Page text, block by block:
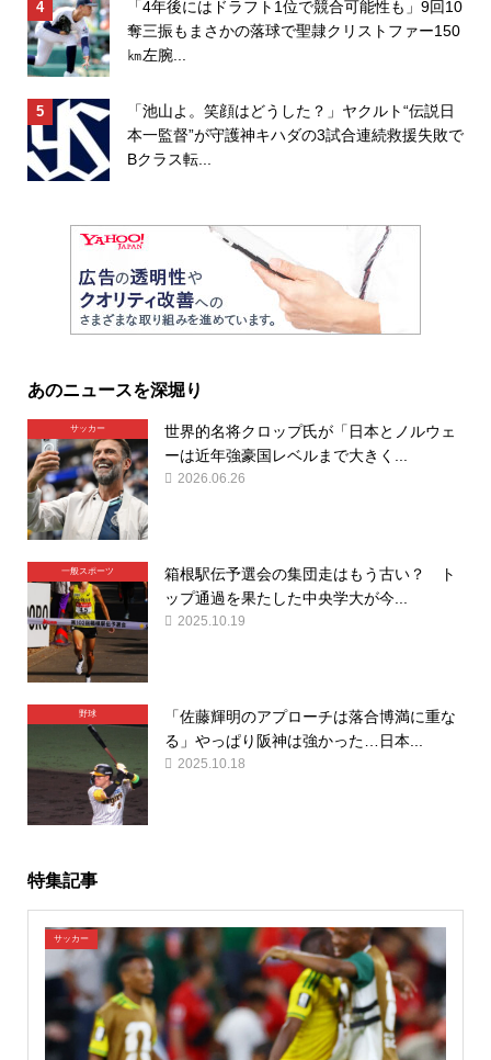
「4年後にはドラフト1位で競合可能性も」9回10
奪三振もまさかの落球で聖隷クリストファー150
㎞左腕...
「池山よ。笑顔はどうした？」ヤクルト“伝説日
本一監督”が守護神キハダの3試合連続救援失敗で
Bクラス転...
あのニュースを深堀り
サッカー
世界的名将クロップ氏が「日本とノルウェ
ーは近年強豪国レベルまで大きく...
2026.06.26
一般スポーツ
箱根駅伝予選会の集団走はもう古い？ ト
ップ通過を果たした中央学大が今...
2025.10.19
野球
「佐藤輝明のアプローチは落合博満に重な
る」やっぱり阪神は強かった…日本...
2025.10.18
特集記事
サッカー